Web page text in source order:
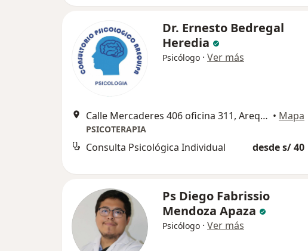
Dr. Ernesto Bedregal
Heredia
Psicólogo · Ver más
Calle Mercaderes 406 oficina 311, Arequipa • Mapa
PSICOTERAPIA
Consulta Psicológica Individual desde s/ 40
Ps Diego Fabrissio
Mendoza Apaza
Psicólogo · Ver más